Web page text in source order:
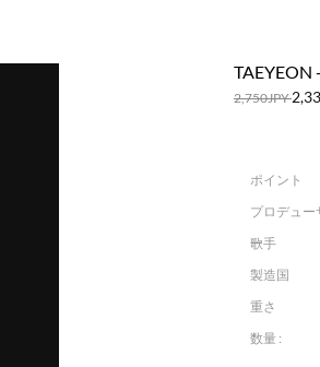
TAEYEON
2,750JPY
ポイント
プロデュー
ー
歌手
製造国
重さ
数量 :